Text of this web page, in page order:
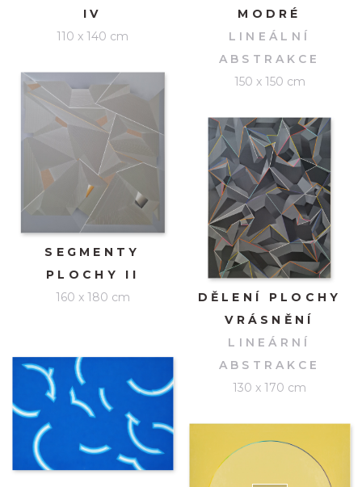
IV
110 x 140 cm
SEGMENTY
PLOCHY II
160 x 180 cm
MODRÉ
LINEÁLNÍ
ABSTRAKCE
150 x 150 cm
DĚLENÍ PLOCHY
VRÁSNĚNÍ
LINEÁRNÍ
ABSTRAKCE
130 x 170 cm